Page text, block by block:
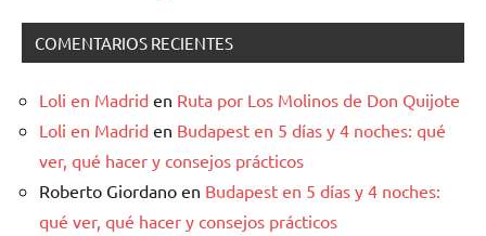
COMENTARIOS RECIENTES
Loli en Madrid en Ruta por Los Molinos de Don Quijote
Loli en Madrid en Budapest en 5 días y 4 noches: qué
ver, qué hacer y consejos prácticos
Roberto Giordano en Budapest en 5 días y 4 noches:
qué ver, qué hacer y consejos prácticos